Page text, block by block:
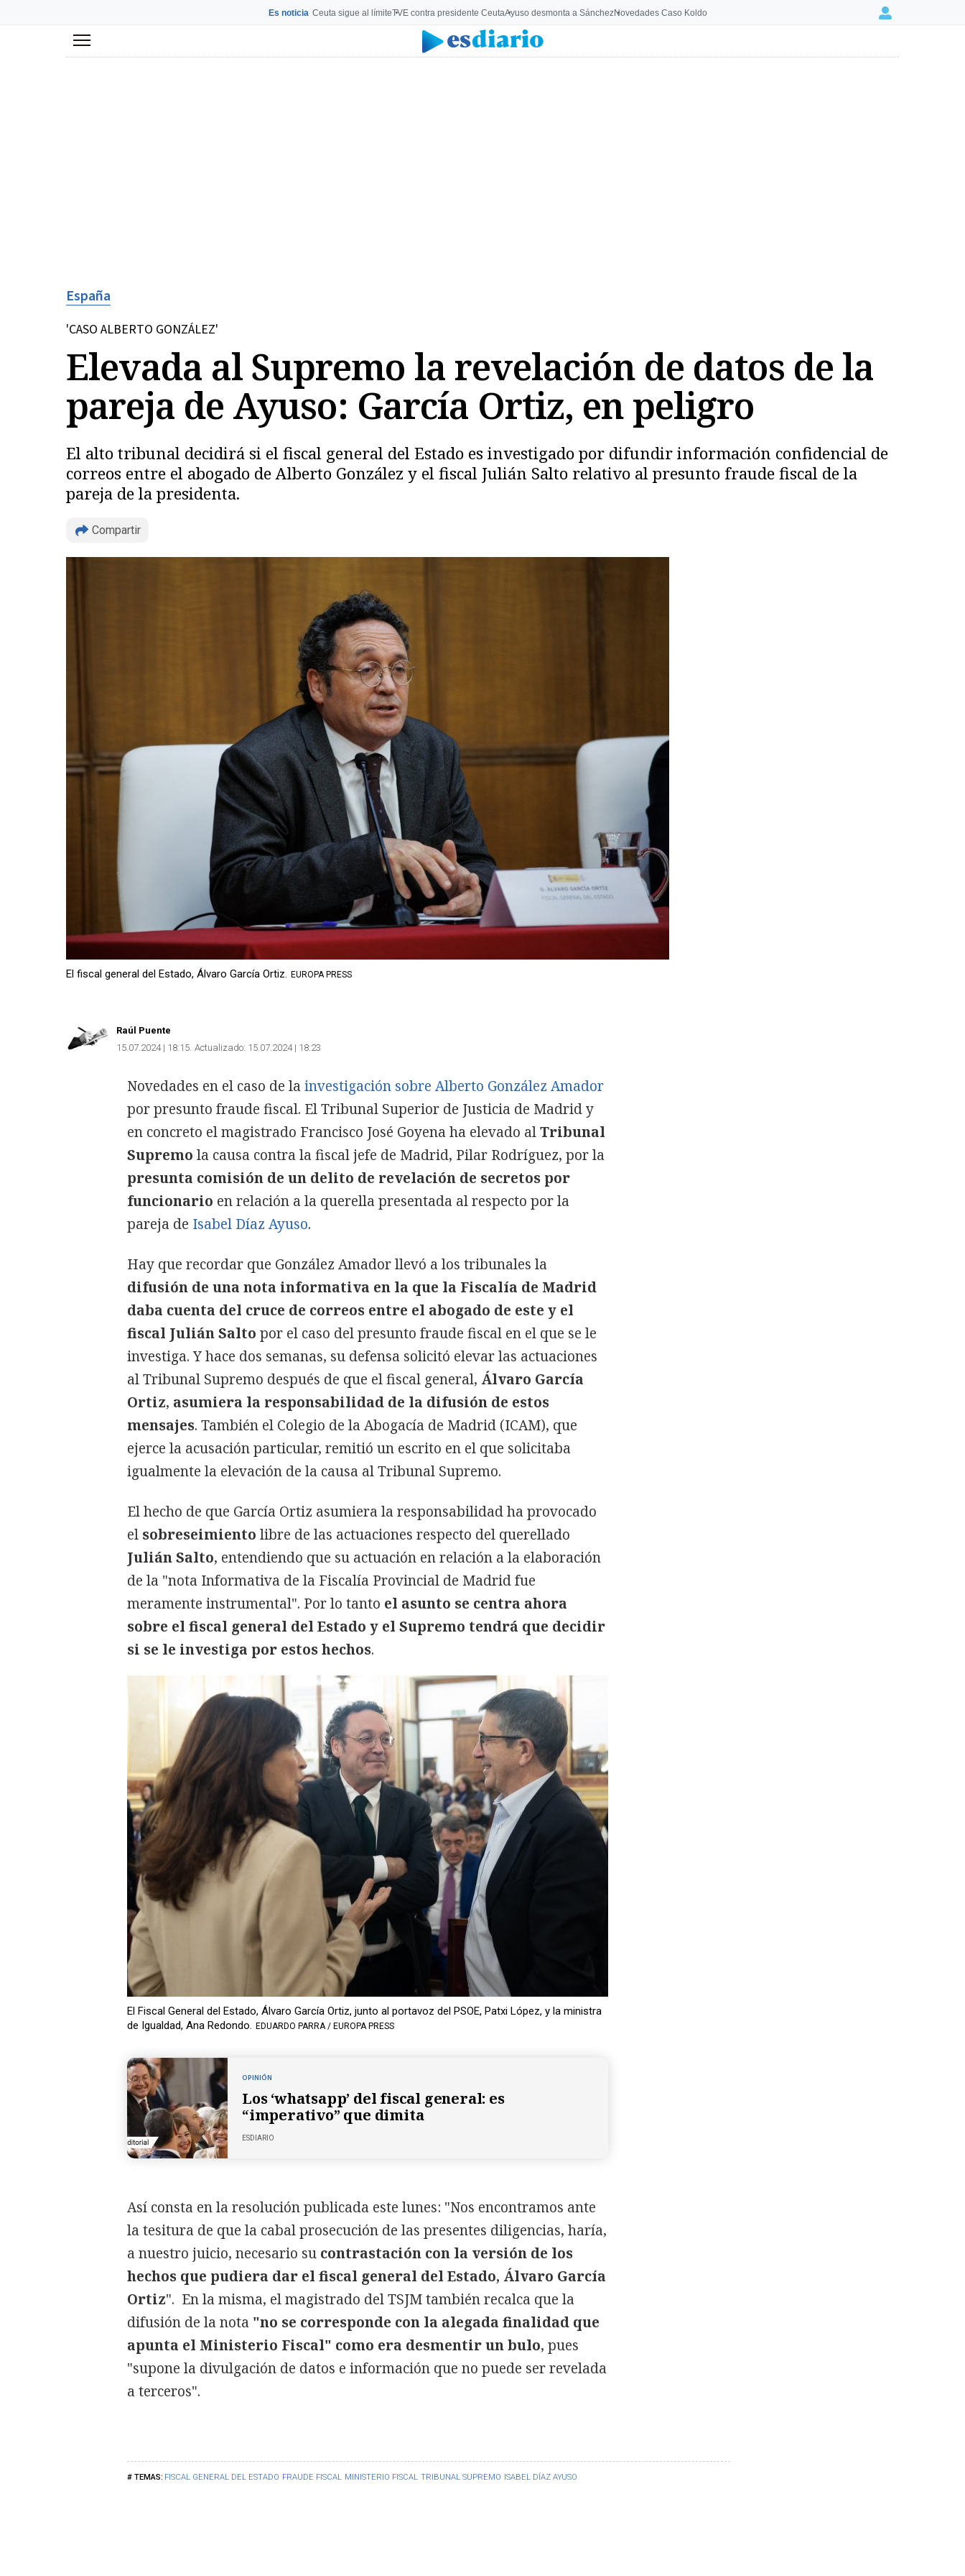
Es noticia Ceuta sigue al límiteTVE contra presidente CeutaAyuso desmonta a SánchezNovedades Caso Koldo Login
Menú
España
'CASO ALBERTO GONZÁLEZ'
Elevada al Supremo la revelación de datos de la
pareja de Ayuso: García Ortiz, en peligro
El alto tribunal decidirá si el fiscal general del Estado es investigado por difundir información confidencial de
correos entre el abogado de Alberto González y el fiscal Julián Salto relativo al presunto fraude fiscal de la
pareja de la presidenta.
Compartir
Copiar
El fiscal general del Estado, Álvaro García Ortiz. EUROPA PRESS
Raúl Puente
15.07.2024 | 18:15 Actualizado: 15.07.2024 | 18:23
FISCAL GENERAL DEL ESTADO FRAUDE FISCAL MINISTERIO FISCAL TRIBUNAL SUPREMO ISABEL DÍAZ AYUSO
Novedades en el caso de la investigación sobre Alberto González Amador
por presunto fraude fiscal. El Tribunal Superior de Justicia de Madrid y
en concreto el magistrado Francisco José Goyena ha elevado alTribunal
Supremo la causa contra la fiscal jefe de Madrid, Pilar Rodríguez, por la
presunta comisión de un delito de revelación de secretos por
funcionario en relación a la querella presentada al respecto por la
pareja de Isabel Díaz Ayuso.
Hay que recordar que González Amador llevó a los tribunales la
difusión de una nota informativa en la que la Fiscalía de Madrid
daba cuenta del cruce de correos entre el abogado de este y el
fiscal Julián Salto por el caso del presunto fraude fiscal en el que se le
investiga. Y hace dos semanas, su defensa solicitó elevar las actuaciones
al Tribunal Supremo después de que el fiscal general, Álvaro García
Ortiz, asumiera la responsabilidad de la difusión de estos
mensajes. También el Colegio de la Abogacía de Madrid (ICAM), que
ejerce la acusación particular, remitió un escrito en el que solicitaba
igualmente la elevación de la causa al Tribunal Supremo.
El hecho de que García Ortiz asumiera la responsabilidad ha provocado
el sobreseimiento libre de las actuaciones respecto del querellado
Julián Salto, entendiendo que su actuación en relación a la elaboración
de la "nota Informativa de la Fiscalía Provincial de Madrid fue
meramente instrumental". Por lo tanto el asunto se centra ahora
sobre el fiscal general del Estado y el Supremo tendrá que decidir
si se le investiga por estos hechos.
El Fiscal General del Estado, Álvaro García Ortiz, junto al portavoz del PSOE, Patxi López, y la ministra
de Igualdad, Ana Redondo. EDUARDO PARRA / EUROPA PRESS
OPINIÓN
Los ‘whatsapp’ del fiscal general: es
“imperativo” que dimita
ESDIARIO
Así consta en la resolución publicada este lunes: "Nos encontramos ante
la tesitura de que la cabal prosecución de las presentes diligencias, haría,
a nuestro juicio, necesario su contrastación con la versión de los
hechos que pudiera dar el fiscal general del Estado, Álvaro García
Ortiz". En la misma, el magistrado del TSJM también recalca que la
difusión de la nota "no se corresponde con la alegada finalidad que
apunta el Ministerio Fiscal" como era desmentir un bulo, pues
"supone la divulgación de datos e información que no puede ser revelada
a terceros".